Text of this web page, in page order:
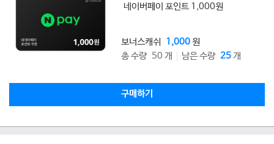
네이버페이 포인트 1,000원
보너스캐쉬 1,000원
총 수량 50 개
남은 수량 25개
구매하기